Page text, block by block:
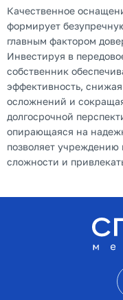
Качественное
формирует
главным фактором
Инвестируя в
собственник
эффективность,
осложнений и
долгосрочной
опирающаяся на
позволяет
сложности и